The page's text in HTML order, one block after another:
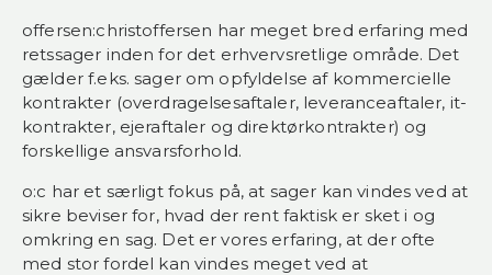
offersen:christoffersen har meget bred erfaring med
retssager inden for det erhvervsretlige område. Det
gælder f.eks. sager om opfyldelse af kommercielle
kontrakter (overdragelsesaftaler, leveranceaftaler, it-
kontrakter, ejeraftaler og direktørkontrakter) og
forskellige ansvarsforhold.
o:c har et særligt fokus på, at sager kan vindes ved at
sikre beviser for, hvad der rent faktisk er sket i og
omkring en sag. Det er vores erfaring, at der ofte
med stor fordel kan vindes meget ved at